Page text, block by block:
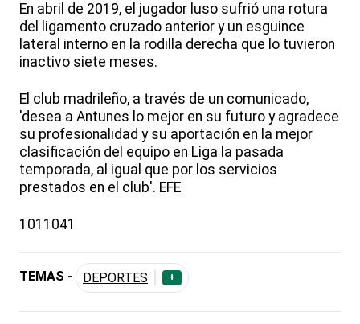
En abril de 2019, el jugador luso sufrió una rotura
del ligamento cruzado anterior y un esguince
lateral interno en la rodilla derecha que lo tuvieron
inactivo siete meses.
El club madrileño, a través de un comunicado,
'desea a Antunes lo mejor en su futuro y agradece
su profesionalidad y su aportación en la mejor
clasificación del equipo en Liga la pasada
temporada, al igual que por los servicios
prestados en el club'. EFE
1011041
TEMAS - DEPORTES +